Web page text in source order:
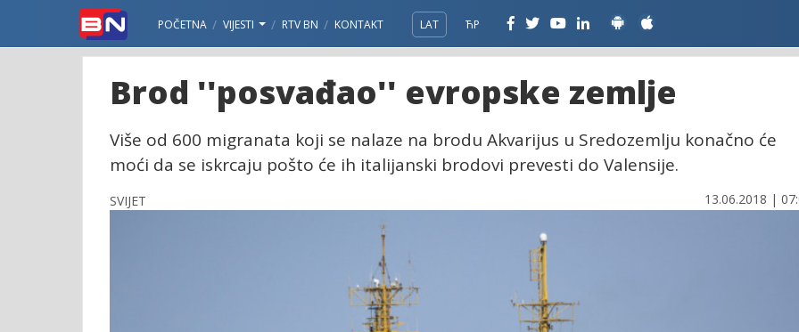
POČETNA VIJESTI RTV BN KONTAKT LAT ЋР
Brod ''posvađao'' evropske zemlje
Više od 600 migranata koji se nalaze na brodu Akvarijus u Sredozemlju konačno će
moći da se iskrcaju pošto će ih italijanski brodovi prevesti do Valensije.
SVIJET 13.06.2018 |